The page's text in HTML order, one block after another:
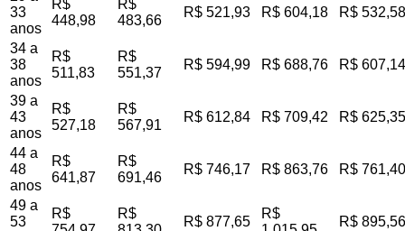
33
anos
R$
448,98
R$
483,66
R$ 521,93 R$ 604,18 R$ 532,58
34 a
38
anos
R$
511,83
R$
551,37
R$ 594,99 R$ 688,76 R$ 607,14
39 a
43
anos
R$
527,18
R$
567,91
R$ 612,84 R$ 709,42 R$ 625,35
44 a
48
anos
R$
641,87
R$
691,46
R$ 746,17 R$ 863,76 R$ 761,40
49 a
53
R$
R$
R$ 877,65
R$
R$ 895,56